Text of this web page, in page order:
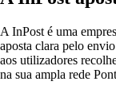
A InPost é uma
aposta clara pelo
aos utilizadores
na sua ampla rede